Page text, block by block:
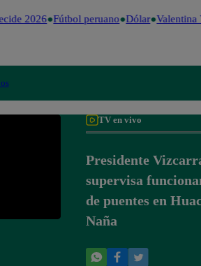
2026 Fútbol peruano Dólar Valentina
TV en vivo
Presidente
supervisa
de puentes en
Naña